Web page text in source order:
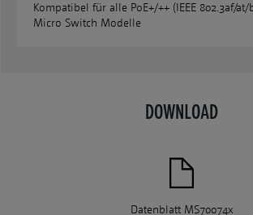
Kompatibel für alle PoE+/++ (IEEE 802.3af/at/
Micro Switch Modelle
DOWNLOAD
Datenblatt MS70074x